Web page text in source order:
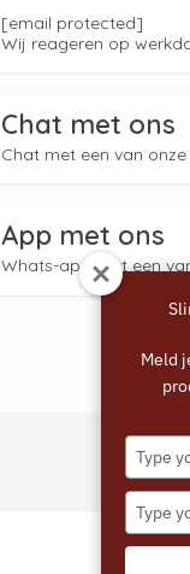
[email protected]
Wij reageren op
Chat met ons
Chat met een van
App met ons
Whats-app met een
Meld